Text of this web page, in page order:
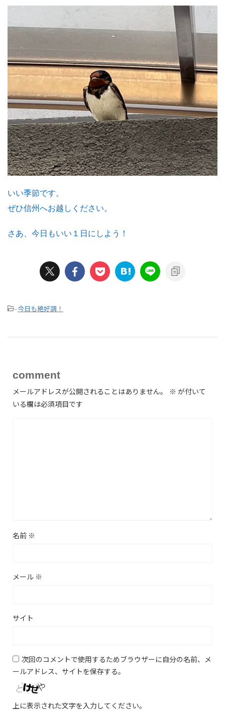
いい季節です。
ぜひ信州へお越しください。
さあ、今日もいい１日にしよう！
-今日も絶好調！
comment
メールアドレスが公開されることはありません。 ※ が付いて
いる欄は必須項目です
名前 ※
メール ※
サイト
次回のコメントで使用するためブラウザーに自分の名前、メ
ールアドレス、サイトを保存する。
上に表示された文字を入力してください。